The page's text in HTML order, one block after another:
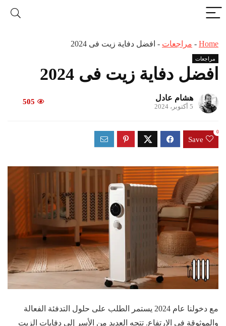
Home
- مراجعات - افضل دفاية زيت فى 2024
مراجعات
افضل دفاية زيت فى 2024
هشام عادل
5 أكتوبر، 2024
505
Save
0
مع دخولنا عام 2024 يستمر الطلب على حلول التدفئة الفعالة
والموثوقة في الارتفاع. تتجه العديد من الأسر إلى دفايات الزيت